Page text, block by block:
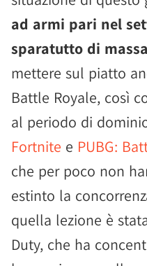
ad armi pari nel
sparatutto di massa
mettere sul piatto
Battle Royale, così
al periodo di
Fortnite e PUBG:
che per poco non
estinto la
quella lezione è
Duty, che ha